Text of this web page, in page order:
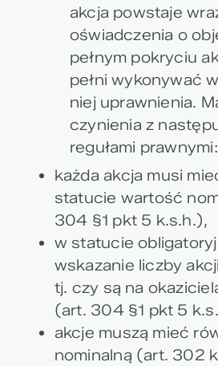
akcja powstaje
oświadczenia o
pełnym pokryciu
pełni wykonywać
niej uprawnienia.
czynienia z
regułami prawnymi:
każda akcja musi
statucie wartość
304 §1 pkt 5 k.s.h.),
w statucie
wskazanie liczby
tj. czy są na
(art. 304 §1 pkt 5
akcje muszą mieć
nominalną (art. 302